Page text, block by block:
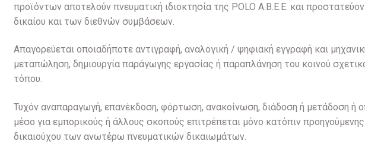
προϊόντων αποτελούν πνευματική ιδιοκτησία της POLO A.B.E.E. και
δικαίου και των διεθνών συμβάσεων.
Απαγορεύεται οποιαδήποτε αντιγραφή, αναλογική / ψηφιακή εγγραφή και
μεταπώληση, δημιουργία παράγωγης εργασίας ή παραπλάνηση του κοινού
τόπου.
Τυχόν αναπαραγωγή, επανέκδοση, φόρτωση, ανακοίνωση, διάδοση ή μετάδοση ή
μέσο για εμπορικούς ή άλλους σκοπούς επιτρέπεται μόνο κατόπιν
δικαιούχου των ανωτέρω πνευματικών δικαιωμάτων.